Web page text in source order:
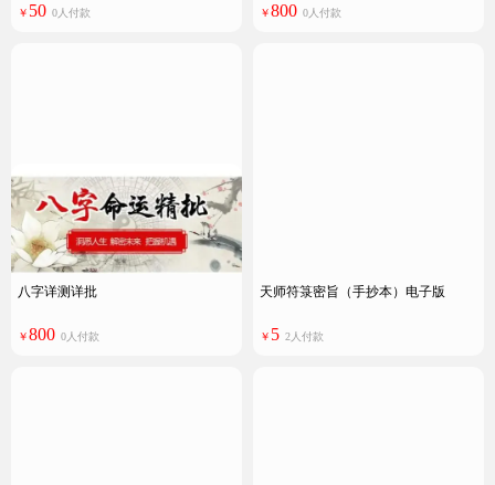
￥ 50 0人付款 ￥800 0人付款
八字详测详批
￥800 0人付款
天师符箓密旨（手抄本）电子版
￥ 5 2人付款